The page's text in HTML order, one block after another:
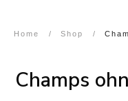
Home / Shop /
Champs